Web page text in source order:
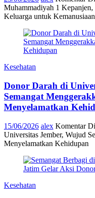
Muhammadiyah 1
Keluarga untuk Kemanusiaan
Kesehatan
Donor Darah di
Semangat
Menyelamatkan
15/06/2026 alex Komentar
Universitas Jember, Wujud
Menyelamatkan Kehidupan
Kesehatan